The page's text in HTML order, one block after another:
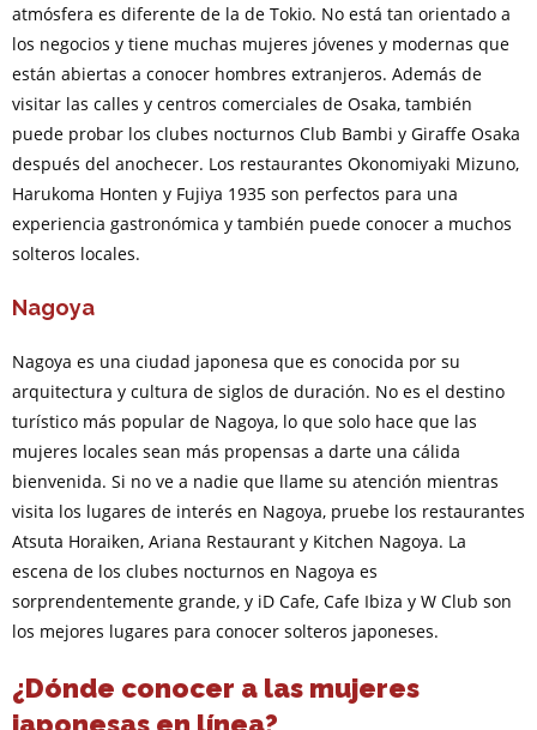
atmósfera es diferente de la de Tokio. No está tan orientado a
los negocios y tiene muchas mujeres jóvenes y modernas que
están abiertas a conocer hombres extranjeros. Además de
visitar las calles y centros comerciales de Osaka, también
puede probar los clubes nocturnos Club Bambi y Giraffe Osaka
después del anochecer. Los restaurantes Okonomiyaki Mizuno,
Harukoma Honten y Fujiya 1935 son perfectos para una
experiencia gastronómica y también puede conocer a muchos
solteros locales.
Nagoya
Nagoya es una ciudad japonesa que es conocida por su
arquitectura y cultura de siglos de duración. No es el destino
turístico más popular de Nagoya, lo que solo hace que las
mujeres locales sean más propensas a darte una cálida
bienvenida. Si no ve a nadie que llame su atención mientras
visita los lugares de interés en Nagoya, pruebe los restaurantes
Atsuta Horaiken, Ariana Restaurant y Kitchen Nagoya. La
escena de los clubes nocturnos en Nagoya es
sorprendentemente grande, y iD Cafe, Cafe Ibiza y W Club son
los mejores lugares para conocer solteros japoneses.
¿Dónde conocer a las mujeres